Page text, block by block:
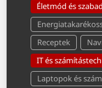
Életmód és
Receptek
IT és
Laptopok és